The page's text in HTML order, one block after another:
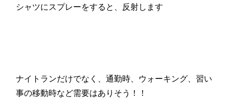
シャツにスプレーをすると、反射します
ナイトランだけでなく、通勤時、ウォーキング、習い
事の移動時など需要はありそう！！